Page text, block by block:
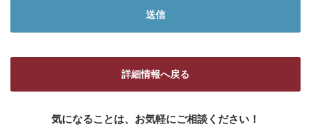
詳細情報へ戻る
気になることは、お気軽にご相談ください！